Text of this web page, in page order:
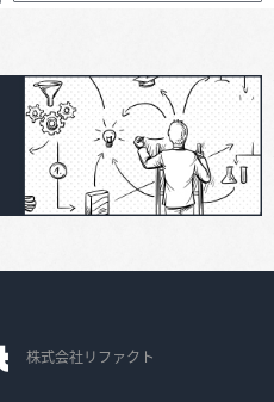
株式会社リファクト